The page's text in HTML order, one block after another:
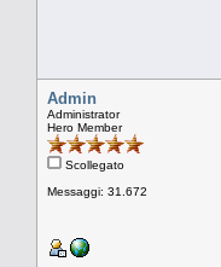
Admin
Administrator
Hero Member
Scollegato
Messaggi: 31.672